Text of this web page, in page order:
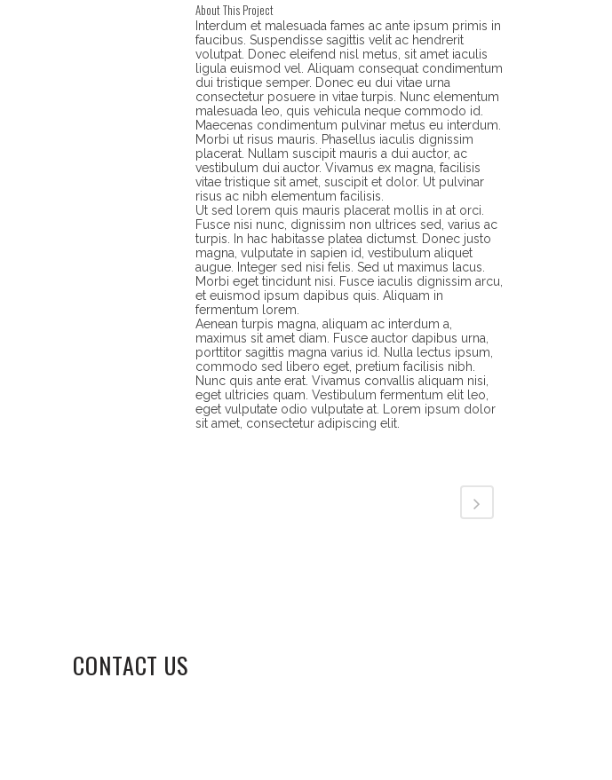
About This Project
Interdum et malesuada fames ac ante ipsum primis in
faucibus. Suspendisse sagittis velit ac hendrerit
volutpat. Donec eleifend nisl metus, sit amet iaculis
ligula euismod vel. Aliquam consequat condimentum
dui tristique semper. Donec eu dui vitae urna
consectetur posuere in vitae turpis. Nunc elementum
malesuada leo, quis vehicula neque commodo id.
Maecenas condimentum pulvinar metus eu interdum.
Morbi ut risus mauris. Phasellus iaculis dignissim
placerat. Nullam suscipit mauris a dui auctor, ac
vestibulum dui auctor. Vivamus ex magna, facilisis
vitae tristique sit amet, suscipit et dolor. Ut pulvinar
risus ac nibh elementum facilisis.
Ut sed lorem quis mauris placerat mollis in at orci.
Fusce nisi nunc, dignissim non ultrices sed, varius ac
turpis. In hac habitasse platea dictumst. Donec justo
magna, vulputate in sapien id, vestibulum aliquet
augue. Integer sed nisi felis. Sed ut maximus lacus.
Morbi eget tincidunt nisi. Fusce iaculis dignissim arcu,
et euismod ipsum dapibus quis. Aliquam in
fermentum lorem.
Aenean turpis magna, aliquam ac interdum a,
maximus sit amet diam. Fusce auctor dapibus urna,
porttitor sagittis magna varius id. Nulla lectus ipsum,
commodo sed libero eget, pretium facilisis nibh.
Nunc quis ante erat. Vivamus convallis aliquam nisi,
eget ultricies quam. Vestibulum fermentum elit leo,
eget vulputate odio vulputate at. Lorem ipsum dolor
sit amet, consectetur adipiscing elit.
CONTACT US